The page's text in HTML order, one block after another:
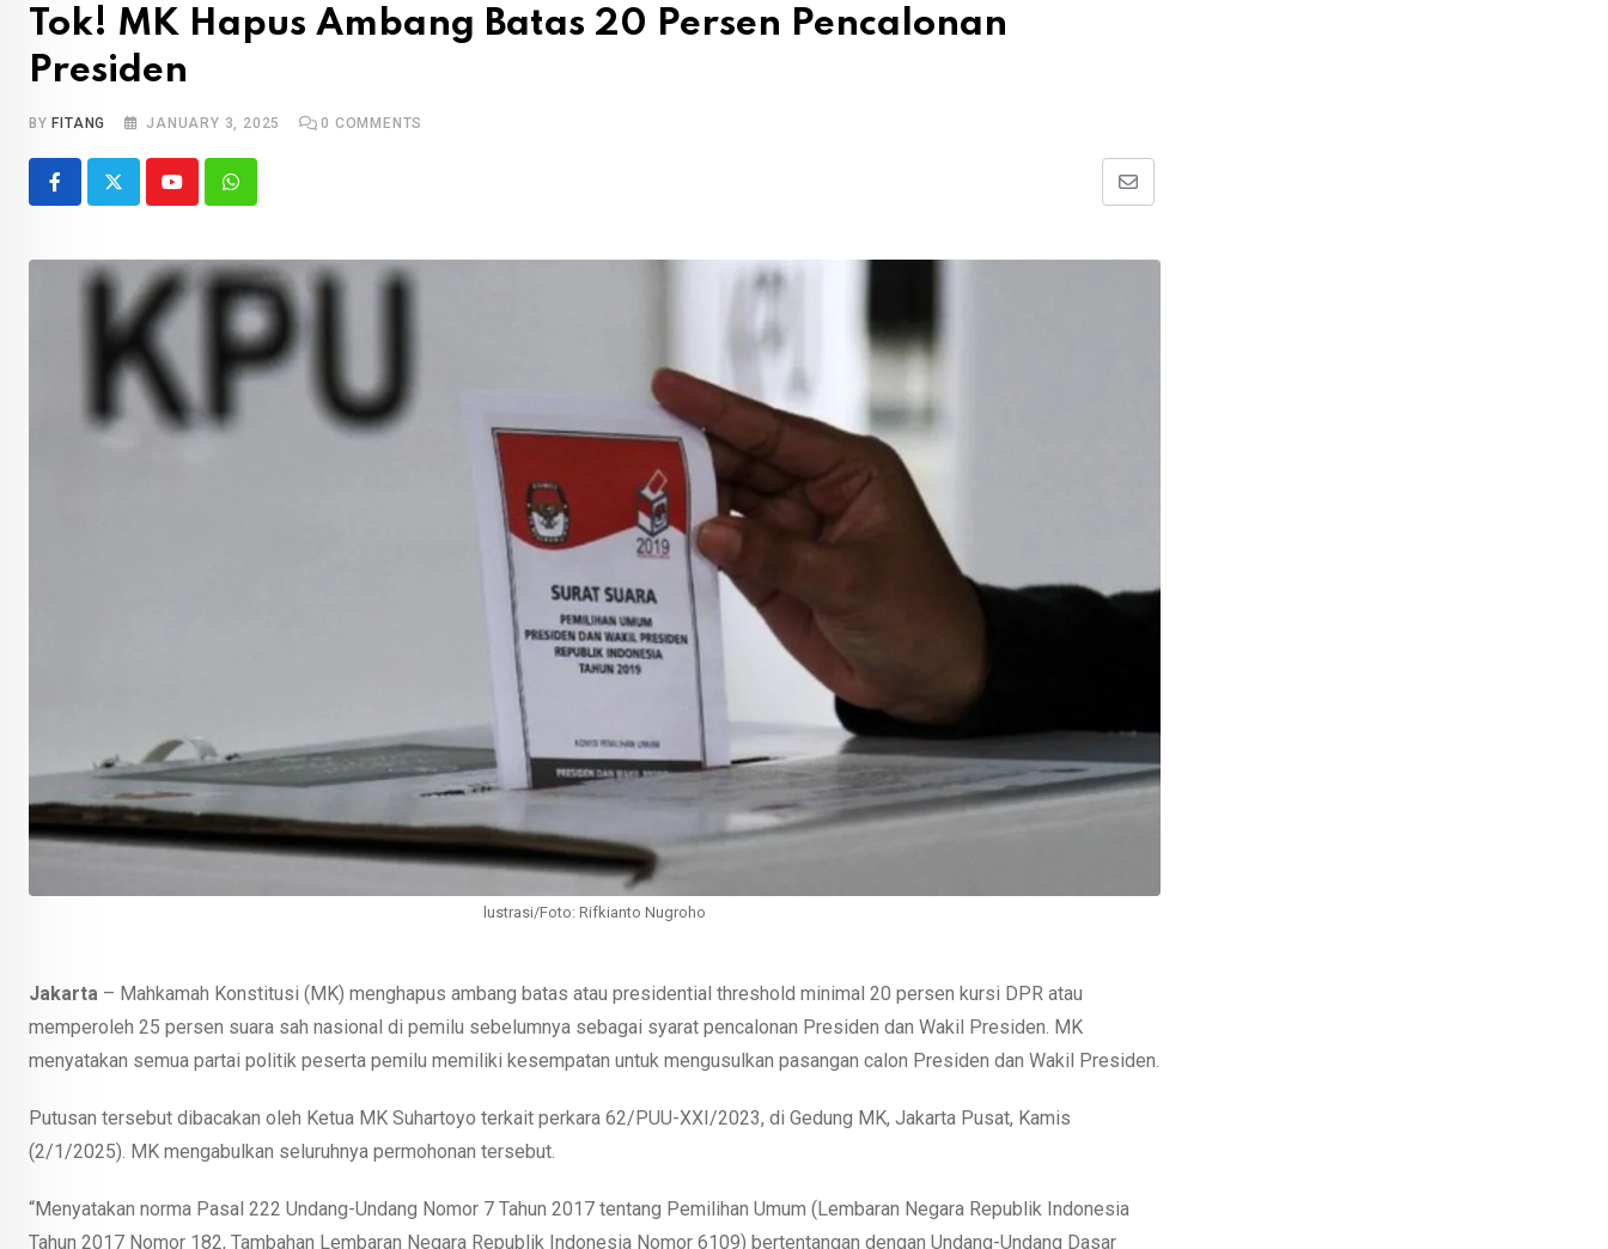
Tok! MK Hapus Ambang Batas 20 Persen Pencalonan
Presiden
BY FITANG JANUARY 3, 2025 0 COMMENTS
YoutubeWhatsapp
Share
Email
lustrasi/Foto: Rifkianto Nugroho
Jakarta – Mahkamah Konstitusi (MK) menghapus ambang batas atau presidential threshold minimal 20 persen kursi DPR atau
memperoleh 25 persen suara sah nasional di pemilu sebelumnya sebagai syarat pencalonan Presiden dan Wakil Presiden. MK
menyatakan semua partai politik peserta pemilu memiliki kesempatan untuk mengusulkan pasangan calon Presiden dan Wakil Presiden.
Putusan tersebut dibacakan oleh Ketua MK Suhartoyo terkait perkara 62/PUU-XXI/2023, di Gedung MK, Jakarta Pusat, Kamis
(2/1/2025). MK mengabulkan seluruhnya permohonan tersebut.
“Menyatakan norma Pasal 222 Undang-Undang Nomor 7 Tahun 2017 tentang Pemilihan Umum (Lembaran Negara Republik Indonesia
Tahun 2017 Nomor 182, Tambahan Lembaran Negara Republik Indonesia Nomor 6109) bertentangan dengan Undang-Undang Dasar